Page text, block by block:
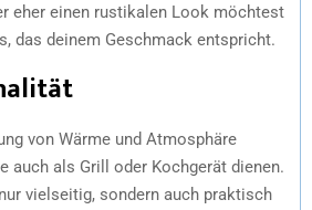
eher einen rustikalen Look möchtest
das deinem Geschmack entspricht.
von Wärme und Atmosphäre
auch als Grill oder Kochgerät dienen.
vielseitig, sondern auch praktisch